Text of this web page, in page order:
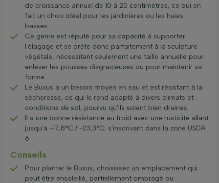
de croissance annuel de 10 à 20 centimètres, ce qui en
fait un choix idéal pour les jardinières ou les haies
basses.
Ce genre est réputé pour sa capacité à supporter
l'élagage et se prête donc parfaitement à la sculpture
végétale, nécessitant seulement une taille annuelle pour
enlever les pousses disgracieuses ou pour maintenir sa
forme.
Le Buxus a un besoin moyen en eau et est résistant à la
sécheresse, ce qui le rend adapté à divers climats et
conditions de sol, pourvu qu'ils soient bien drainés.
Il a une bonne résistance au froid avec une rusticité allant
jusqu'à -17,8°C / -23,3°C, s'inscrivant dans la zone USDA
6.
Conseils
Pour planter le Buxus, choisissez un emplacement qui
peut être ensoleillé, partiellement ombragé ou